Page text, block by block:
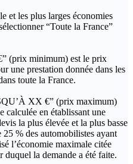
et les plus larges économies
“Toute la France”
(prix minimum) est le prix
une prestation donnée dans les
toute la France.
XX €” (prix maximum)
calculée en établissant une
la plus élevée et la plus basse
% des automobilistes ayant
l’économie maximale citée
duquel la demande a été faite.